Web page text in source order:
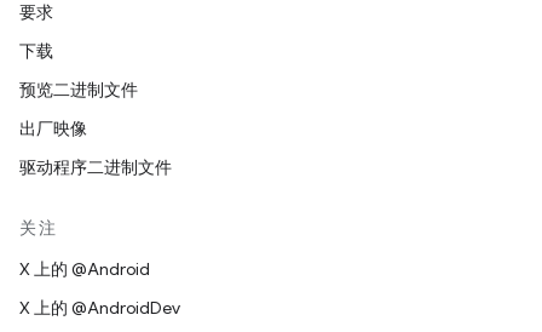
要求
下载
预览二进制文件
出厂映像
驱动程序二进制文件
关注
X 上的 @Android
X 上的 @AndroidDev